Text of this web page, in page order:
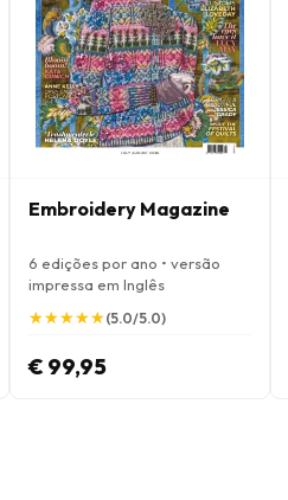
Embroidery Magazine
6 edições por ano • versão
impressa em Inglês
★
★★
★★
★★
★★
★(5.0/5.0)
€ 99,95